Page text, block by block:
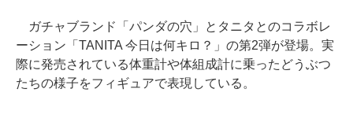
ガチャブランド「パンダの穴」とタニタとのコラボレ
ーション「TANITA 今日は何キロ？」の第2弾が登場。実
際に発売されている体重計や体組成計に乗ったどうぶつ
たちの様子をフィギュアで表現している。